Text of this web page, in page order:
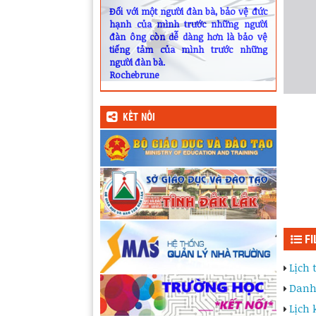
Đối với một người đàn bà, bảo vệ đức
hạnh của mình trước những người
đàn ông còn dễ dàng hơn là bảo vệ
tiếng tảm của mình trước những
người đàn bà.
Rochebrune
KẾT NỐI
Lịch
Lịch